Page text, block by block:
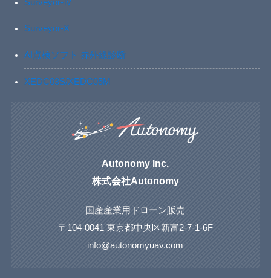
Surveyor-Ⅳ
Surveyor-X
AI点検ソフト 赤外線診断
XEDC03S/XEDC05M
Autonomy Inc.
株式会社Autonomy
国産産業用ドローン販売
〒104-0041 東京都中央区新富2-7-1-6F
info@autonomyuav.com